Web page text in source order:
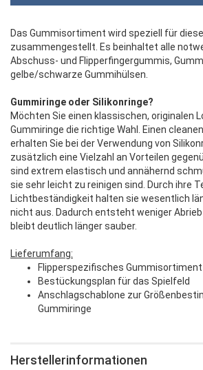
Das Gummisortiment wird speziell für
zusammengestellt. Es beinhaltet alle
Abschuss- und Flipperfingergummis,
gelbe/schwarze Gummihülsen.
Gummiringe oder Silikonringe?
Möchten Sie einen klassischen, originalen
Gummiringe die richtige Wahl. Einen
erhalten Sie bei der Verwendung von
zusätzlich eine Vielzahl an Vorteilen
sind extrem elastisch und annähernd
sie sehr leicht zu reinigen sind. Durch ihre
Lichtbeständigkeit halten sie wesentlich
nicht aus. Dadurch entsteht weniger
bleibt deutlich länger sauber.
Lieferumfang:
Flipperspezifisches Gummisortiment
Bestückungsplan für das Spielfeld
Anschlagschablone zur
Gummiringe
Herstellerinformationen